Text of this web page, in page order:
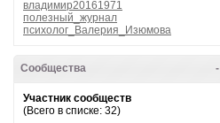
владимир20161971
полезный_журнал
психолог_Валерия_Изюмова
-
Сообщества
Участник сообществ
(Всего в списке: 32)